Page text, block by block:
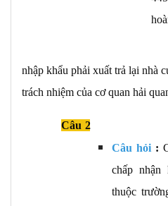
nhập khẩu phải xuất trả lại nhà
trách nhiệm của cơ quan hải
Câu 2
Câu hỏi :
chấp
thuộc